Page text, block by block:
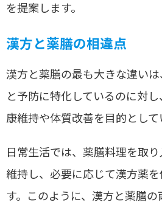
を提案します。
漢方と薬膳の相違点
漢方と薬膳の最も大きな違い
と予防に特化しているのに対
康維持や体質改善を目的として
日常生活では、薬膳料理を取
維持し、必要に応じて漢方薬
す。このように、漢方と薬膳の